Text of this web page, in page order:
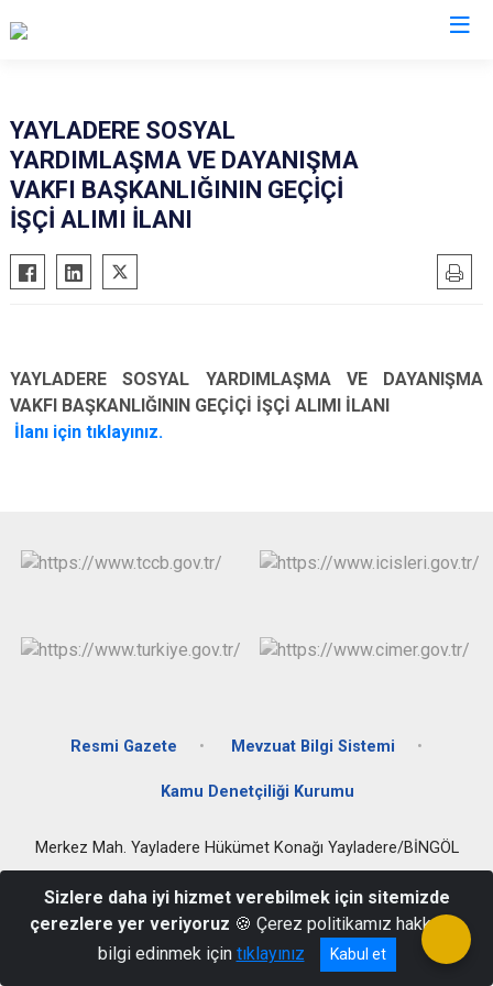
Adaklı
Genç
Kiğı
Yedisu
YAYLADERE SOSYAL
YARDIMLAŞMA VE DAYANIŞMA
VAKFI BAŞKANLIĞININ GEÇİÇİ
İŞÇİ ALIMI İLANI
YAYLADERE SOSYAL YARDIMLAŞMA VE DAYANIŞMA
VAKFI BAŞKANLIĞININ GEÇİÇİ İŞÇİ ALIMI İLANI
İlanı için tıklayınız.
Resmi Gazete Mevzuat Bilgi Sistemi
Kamu Denetçiliği Kurumu
Merkez Mah. Yayladere Hükümet Konağı Yayladere/BİNGÖL
Sizlere daha iyi hizmet verebilmek için sitemizde
çerezlere yer veriyoruz 🍪 Çerez politikamız hakkında
bilgi edinmek için tıklayınız Kabul et